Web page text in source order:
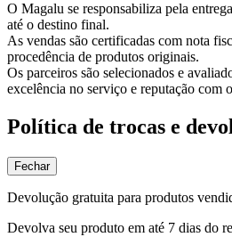
O Magalu se responsabiliza pela
até o destino final.
As vendas são certificadas com nota
procedência de produtos originais.
Os parceiros são selecionados e
excelência no serviço e reputação com
Política de trocas e
Fechar
Devolução gratuita para produtos
Devolva seu produto em até 7 dias do